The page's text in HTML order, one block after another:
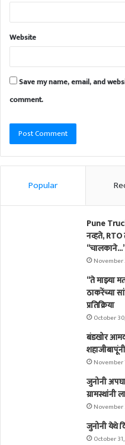
Website
Save my name, email, and
comment.
Popular
Pune
नव्हते,
November
“ते माझ्या
ठाकरेंच्या
प्रतिक्रिया
October
बंडखोर
November
जुनोनी
ग्रामस्थांनी
November
जुनोनी येथे
October